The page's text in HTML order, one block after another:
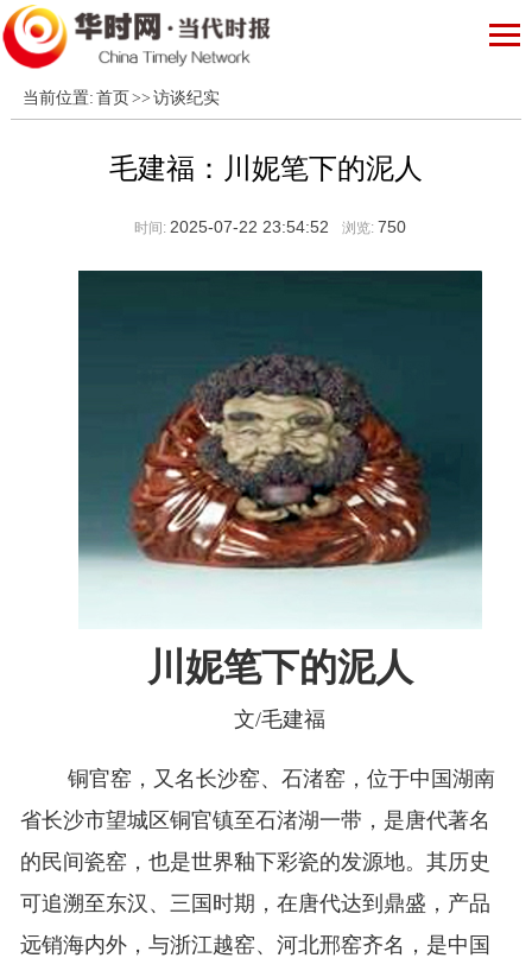
当前位置: 首页 >> 访谈纪实
毛建福：川妮笔下的泥人
时间: 2025-07-22 23:54:52 浏览: 750
川妮笔下的泥人
文/毛建福
铜官窑，又名长沙窑、石渚窑，位于中国湖南
省长沙市望城区铜官镇至石渚湖一带，是唐代著名
的民间瓷窑，也是世界釉下彩瓷的发源地。其历史
可追溯至东汉、三国时期，在唐代达到鼎盛，产品
远销海内外，与浙江越窑、河北邢窑齐名，是中国